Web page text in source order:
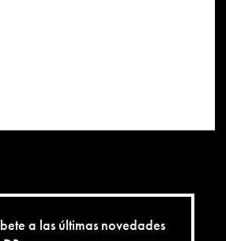
a las últimas novedades